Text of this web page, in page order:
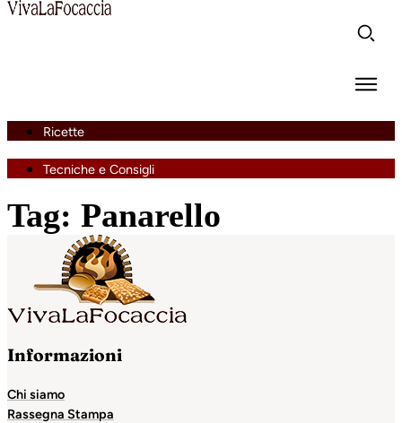
Ricette
Tecniche e Consigli
Tag: Panarello
Informazioni
Chi siamo
Rassegna Stampa